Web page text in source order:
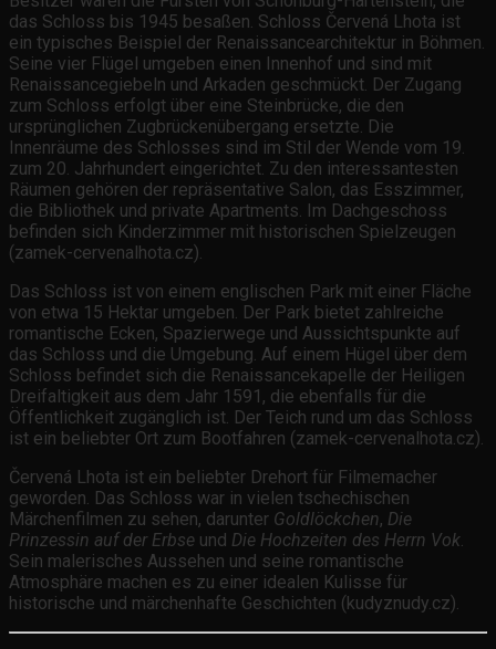
das Schloss bis 1945 besaßen. Schloss Červená Lhota ist
ein typisches Beispiel der Renaissancearchitektur in Böhmen.
Seine vier Flügel umgeben einen Innenhof und sind mit
Renaissancegiebeln und Arkaden geschmückt. Der Zugang
zum Schloss erfolgt über eine Steinbrücke, die den
ursprünglichen Zugbrückenübergang ersetzte. Die
Innenräume des Schlosses sind im Stil der Wende vom 19.
zum 20. Jahrhundert eingerichtet. Zu den interessantesten
Räumen gehören der repräsentative Salon, das Esszimmer,
die Bibliothek und private Apartments. Im Dachgeschoss
befinden sich Kinderzimmer mit historischen Spielzeugen
(zamek-cervenalhota.cz).
Das Schloss ist von einem englischen Park mit einer Fläche
von etwa 15 Hektar umgeben. Der Park bietet zahlreiche
romantische Ecken, Spazierwege und Aussichtspunkte auf
das Schloss und die Umgebung. Auf einem Hügel über dem
Schloss befindet sich die Renaissancekapelle der Heiligen
Dreifaltigkeit aus dem Jahr 1591, die ebenfalls für die
Öffentlichkeit zugänglich ist. Der Teich rund um das Schloss
ist ein beliebter Ort zum Bootfahren (zamek-cervenalhota.cz).
Červená Lhota ist ein beliebter Drehort für Filmemacher
geworden. Das Schloss war in vielen tschechischen
Märchenfilmen zu sehen, darunter Goldlöckchen, Die
Prinzessin auf der Erbse und Die Hochzeiten des Herrn Vok.
Sein malerisches Aussehen und seine romantische
Atmosphäre machen es zu einer idealen Kulisse für
historische und märchenhafte Geschichten (kudyznudy.cz).